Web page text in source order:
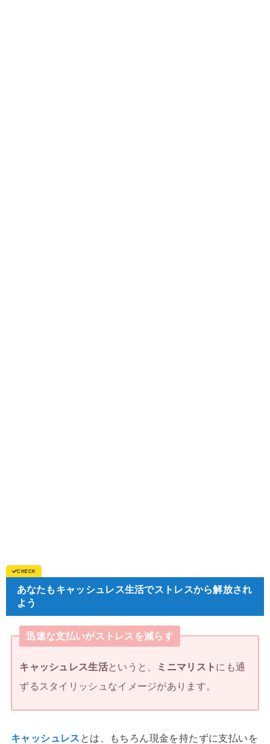
あなたもキャッシュレス生活でストレスから解放され
よう
迅速な支払いがストレスを減らす
キャッシュレス生活というと、 ミニマリスト にも通
ずるスタイリッシュなイメージがあります。
キャッシュレス とは、もちろん現金を持たずに支払いを